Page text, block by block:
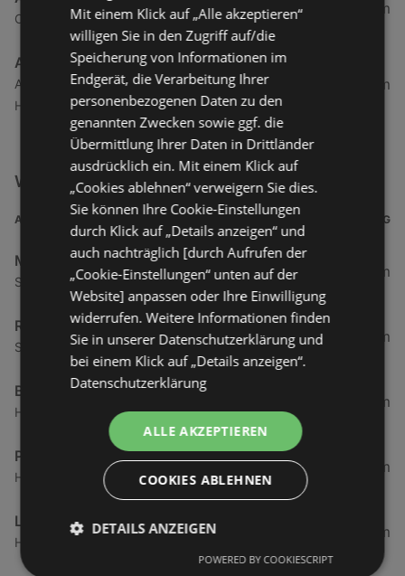
Oberdorf 59, 9762 Spittal an der Drau
289,46 km
A1 Tankstelle
An der Bundesstraße 95, 4822 Bad Goisern am
Hallstättersee
302,05 km
Weitere Auto & Tanken Filialen in der Nähe
ADRESSE ENTFERNUNG
Mazda Austria GmbH
Schwanenstraße 3, 6973 Höchst
4 km
RENAULT ÖSTERREICH GmbH
Schwanenstraße 3, 6973 Hoechst
4 km
BP Austria
Harderstraße 84, 6972 Fussach
4,66 km
Peugeot Austria Gesellschaft m.b.H.
Harderstraße 1, 6972 Fussach
5,27 km
Leitner GmbH & Co KG
Harderstraße 1, 6972 Fussach
5,3 km
Mit einem Klick auf „Alle akzeptieren“
willigen Sie in den Zugriff auf/die
Speicherung von Informationen im
Endgerät, die Verarbeitung Ihrer
personenbezogenen Daten zu den
genannten Zwecken sowie ggf. die
Übermittlung Ihrer Daten in Drittländer
ausdrücklich ein. Mit einem Klick auf
„Cookies ablehnen“ verweigern Sie dies.
Sie können Ihre Cookie-Einstellungen
durch Klick auf „Details anzeigen“ und
auch nachträglich [durch Aufrufen der
„Cookie-Einstellungen“ unten auf der
Website] anpassen oder Ihre Einwilligung
widerrufen. Weitere Informationen finden
Sie in unserer Datenschutzerklärung und
bei einem Klick auf „Details anzeigen“.
Datenschutzerklärung
ALLE AKZEPTIEREN
COOKIES ABLEHNEN
DETAILS ANZEIGEN
POWERED BY COOKIESCRIPT